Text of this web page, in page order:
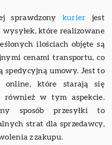
sprawdzony kurier jest
które realizowane
ilościach objęte są
cenami transportu, co
spedycyjną umowy. Jest to
online, które starają się
również w tym aspekcie.
sposób przesyłki to
strat dla sprzedawcy,
z zakupu.